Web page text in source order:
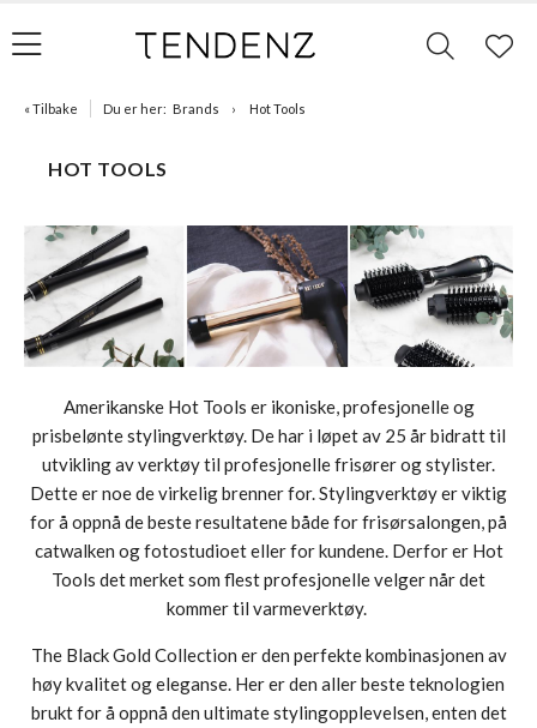
« Tilbake Du er her: Brands Hot Tools
HOT TOOLS
Amerikanske Hot Tools er ikoniske, profesjonelle og
prisbelønte stylingverktøy. De har i løpet av 25 år bidratt til
utvikling av verktøy til profesjonelle frisører og stylister.
Dette er noe de virkelig brenner for. Stylingverktøy er viktig
for å oppnå de beste resultatene både for frisørsalongen, på
catwalken og fotostudioet eller for kundene. Derfor er Hot
Tools det merket som flest profesjonelle velger når det
kommer til varmeverktøy.
The Black Gold Collection er den perfekte kombinasjonen av
høy kvalitet og eleganse. Her er den aller beste teknologien
brukt for å oppnå den ultimate stylingopplevelsen, enten det